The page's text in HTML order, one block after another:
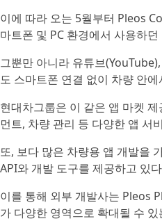
이에 따라 오는 5월부터 Pleos
마트폰 및 PC 환경에서 사용하
그뿐만 아니라 유튜브
도 스마트폰 연결 없이 차량 안
현대차그룹은 이 같은 앱 마켓
먼트, 차량 관리 등 다양한 앱 서
또, 보다 많은 차량용 앱 개발을
API와 개발 도구를 제공하고 있
이를 통해 외부 개발사는 Pleos
가 다양한 영역으로 확대될 수